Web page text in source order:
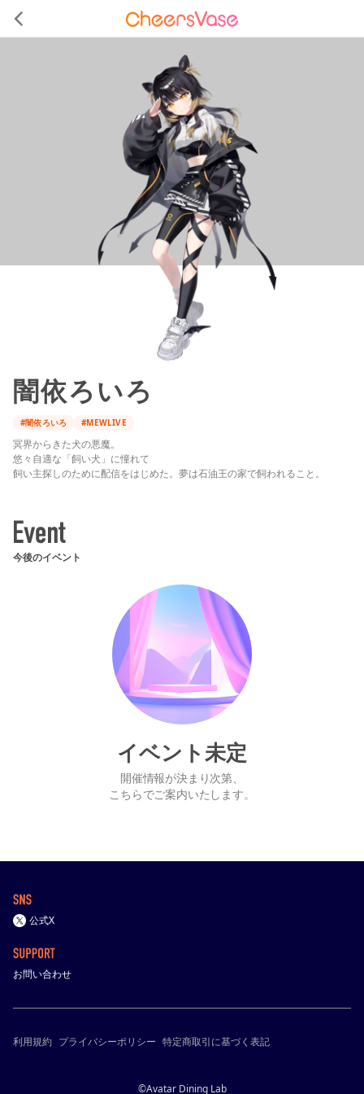
闇依ろいろ
#闇依ろいろ #MEWLIVE
冥界からきた犬の悪魔。
悠々自適な「飼い犬」に憧れて
飼い主探しのために配信をはじめた。夢は石油王の家で飼われること。
今後のイベント
イベント未定
開催情報が決まり次第、
こちらでご案内いたします。
公式X
お問い合わせ
利用規約 プライバシーポリシー 特定商取引に基づく表記
©Avatar Dining Lab